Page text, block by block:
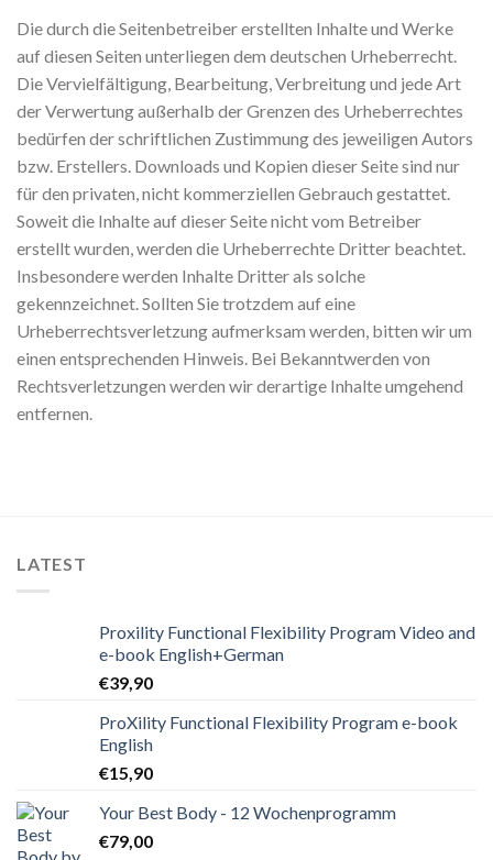
Die durch die Seitenbetreiber erstellten Inhalte und Werke
auf diesen Seiten unterliegen dem deutschen Urheberrecht.
Die Vervielfältigung, Bearbeitung, Verbreitung und jede Art
der Verwertung außerhalb der Grenzen des Urheberrechtes
bedürfen der schriftlichen Zustimmung des jeweiligen Autors
bzw. Erstellers. Downloads und Kopien dieser Seite sind nur
für den privaten, nicht kommerziellen Gebrauch gestattet.
Soweit die Inhalte auf dieser Seite nicht vom Betreiber
erstellt wurden, werden die Urheberrechte Dritter beachtet.
Insbesondere werden Inhalte Dritter als solche
gekennzeichnet. Sollten Sie trotzdem auf eine
Urheberrechtsverletzung aufmerksam werden, bitten wir um
einen entsprechenden Hinweis. Bei Bekanntwerden von
Rechtsverletzungen werden wir derartige Inhalte umgehend
entfernen.
LATEST
Proxility Functional Flexibility Program Video and
e-book English+German
€39,90
ProXility Functional Flexibility Program e-book
English
€15,90
Your Best Body - 12 Wochenprogramm
€79,00